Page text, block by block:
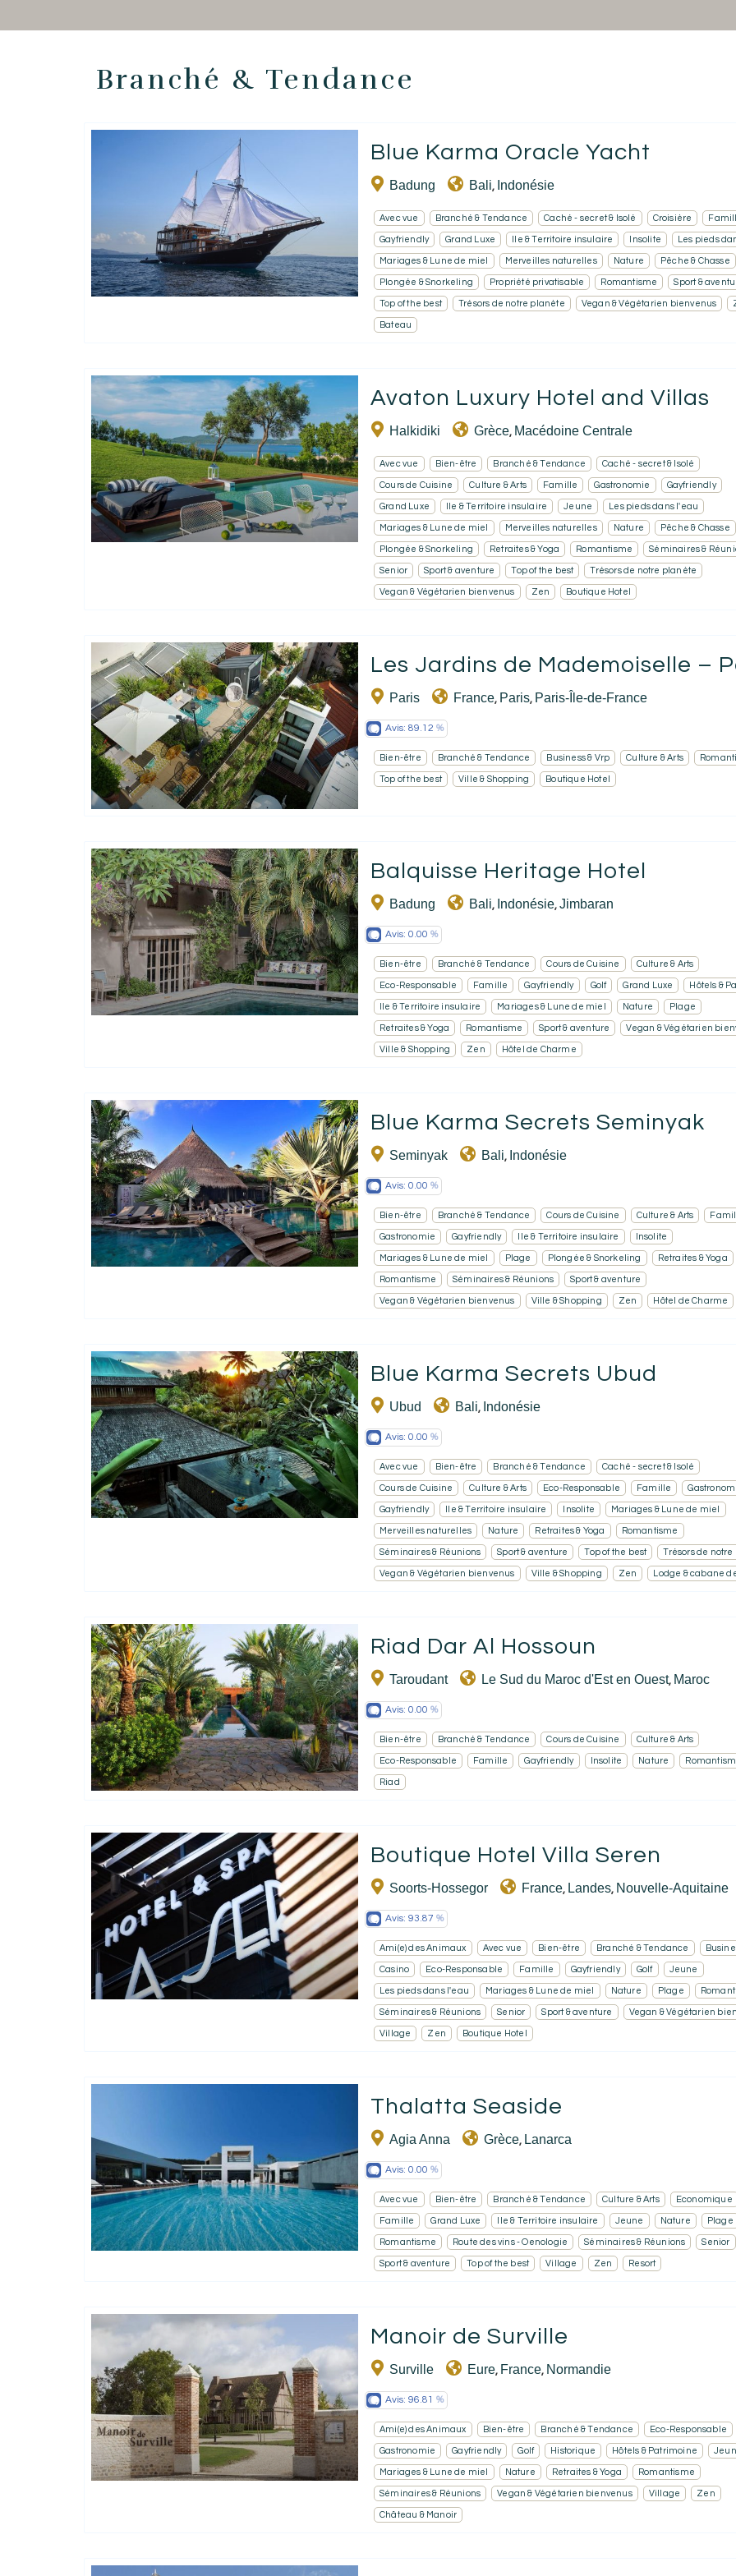
Réserver un séjour
Nos adresses dans le monde
Vous faire voyager
Les séjours à thème
Santé et sécurité
EN FR ES
Branché & Tendance
Blue Karma Oracle Yacht
Badung Bali, Indonésie
Avec vue Branché & Tendance Caché - secret & Isolé Croisière
Gayfriendly Grand Luxe Ile & Territoire insulaire Insolite Les pieds
Mariages & Lune de miel Merveilles naturelles Nature Pêche & Chasse
Plongée & Snorkeling Propriété privatisable Romantisme Sport &
Top of the best Trésors de notre planète Vegan & Végétarien bienvenus
Bateau
Avaton Luxury Hotel and Villas
Halkidiki Grèce, Macédoine Centrale
Avec vue Bien-être Branché & Tendance Caché - secret & Isolé
Cours de Cuisine Culture & Arts Famille Gastronomie Gayfriendly
Grand Luxe Ile & Territoire insulaire Jeune Les pieds dans l'eau
Mariages & Lune de miel Merveilles naturelles Nature Pêche & Chasse
Plongée & Snorkeling Retraites & Yoga Romantisme Séminaires &
Senior Sport & aventure Top of the best Trésors de notre planète
Vegan & Végétarien bienvenus Zen Boutique Hotel
Les Jardins de Mademoiselle –
Paris France, Paris, Paris-Île-de-France
Avis: 89.12
Bien-être Branché & Tendance Business & Vrp Culture & Arts
Top of the best Ville & Shopping Boutique Hotel
Balquisse Heritage Hotel
Badung Bali, Indonésie, Jimbaran
Avis: 0.00
Bien-être Branché & Tendance Cours de Cuisine Culture & Arts
Eco-Responsable Famille Gayfriendly Golf Grand Luxe Hôtels &
Ile & Territoire insulaire Mariages & Lune de miel Nature Plage
Retraites & Yoga Romantisme Sport & aventure Vegan & Végétarien
Ville & Shopping Zen Hôtel de Charme
Blue Karma Secrets Seminyak
Seminyak Bali, Indonésie
Avis: 0.00
Bien-être Branché & Tendance Cours de Cuisine Culture & Arts
Gastronomie Gayfriendly Ile & Territoire insulaire Insolite
Mariages & Lune de miel Plage Plongée & Snorkeling Retraites & Yoga
Romantisme Séminaires & Réunions Sport & aventure
Vegan & Végétarien bienvenus Ville & Shopping Zen Hôtel de Charme
Blue Karma Secrets Ubud
Ubud Bali, Indonésie
Avis: 0.00
Avec vue Bien-être Branché & Tendance Caché - secret & Isolé
Cours de Cuisine Culture & Arts Eco-Responsable Famille
Gayfriendly Ile & Territoire insulaire Insolite Mariages & Lune de miel
Merveilles naturelles Nature Retraites & Yoga Romantisme
Séminaires & Réunions Sport & aventure Top of the best Trésors de
Vegan & Végétarien bienvenus Ville & Shopping Zen Lodge & cabane
Riad Dar Al Hossoun
Taroudant Le Sud du Maroc d'Est en Ouest, Maroc
Avis: 0.00
Bien-être Branché & Tendance Cours de Cuisine Culture & Arts
Eco-Responsable Famille Gayfriendly Insolite Nature
Riad
Boutique Hotel Villa Seren
Soorts-Hossegor France, Landes, Nouvelle-Aquitaine
Avis: 93.87
Ami(e) des Animaux Avec vue Bien-être Branché & Tendance
Casino Eco-Responsable Famille Gayfriendly Golf Jeune
Les pieds dans l'eau Mariages & Lune de miel Nature Plage
Séminaires & Réunions Senior Sport & aventure Vegan & Végétarien
Village Zen Boutique Hotel
Thalatta Seaside
Agia Anna Grèce, Lanarca
Avis: 0.00
Avec vue Bien-être Branché & Tendance Culture & Arts Economique
Famille Grand Luxe Ile & Territoire insulaire Jeune Nature Plage
Romantisme Route des vins - Oenologie Séminaires & Réunions Senior
Sport & aventure Top of the best Village Zen Resort
Manoir de Surville
Surville Eure, France, Normandie
Avis: 96.81
Ami(e) des Animaux Bien-être Branché & Tendance Eco-Responsable
Gastronomie Gayfriendly Golf Historique Hôtels & Patrimoine
Mariages & Lune de miel Nature Retraites & Yoga Romantisme
Séminaires & Réunions Vegan & Végétarien bienvenus Village Zen
Château & Manoir